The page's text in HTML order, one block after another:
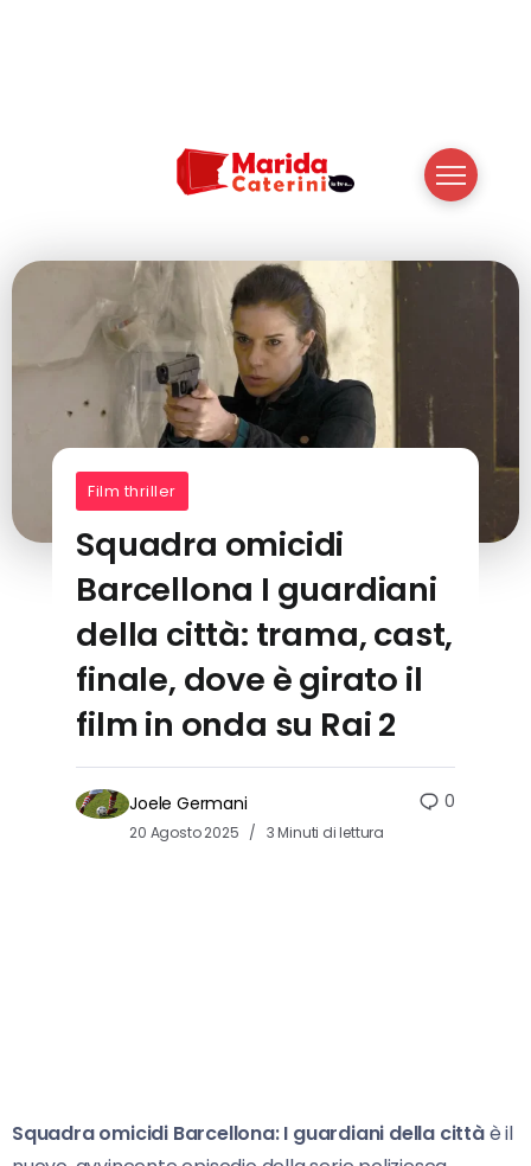
Film thriller
Squadra omicidi
Barcellona I guardiani
della città: trama, cast,
finale, dove è girato il
film in onda su Rai 2
Joele Germani
20 Agosto 2025 3 Minuti di lettura
0
Squadra omicidi Barcellona: I guardiani della cittàè il